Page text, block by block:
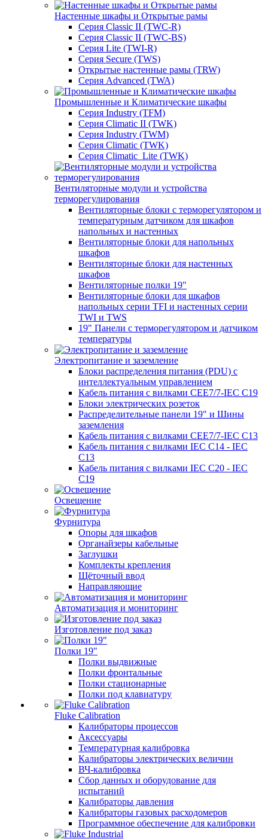
Настенные шкафы и Открытые рамы
Серия Classic II (TWC-R)
Серия Classic II (TWC-BS)
Серия Lite (TWI-R)
Серия Secure (TWS)
Открытые настенные рамы (TRW)
Серия Advanced (TWA)
Промышленные и Климатические шкафы
Серия Industry (TFM)
Серия Climatic II (TWK)
Серия Industry (TWM)
Серия Climatic (TWK)
Серия Climatic_Lite (TWK)
Вентиляторные модули и устройства
терморегулирования
Вентиляторные блоки с терморегулятором и
температурным датчиком для шкафов
напольных и настенных
Вентиляторные блоки для напольных
шкафов
Вентиляторные блоки для настенных
шкафов
Вентиляторные полки 19"
Вентиляторные блоки для шкафов
напольных серии TFI и настенных серии
TWI и TWS
19" Панели с терморегулятором и датчиком
температуры
Электропитание и заземление
Блоки распределения питания (PDU) с
интеллектуальным управлением
Кабель питания с вилками CEE7/7-IEC C19
Блоки электрических розеток
Распределительные панели 19" и Шины
заземления
Кабель питания с вилками CEE7/7-IEC C13
Кабель питания с вилками IEC C14 - IEC
C13
Кабель питания с вилками IEC C20 - IEC
C19
Освещение
Фурнитура
Опоры для шкафов
Органайзеры кабельные
Заглушки
Комплекты крепления
Щёточный ввод
Направляющие
Автоматизация и мониторинг
Изготовление под заказ
Полки 19"
Полки выдвижные
Полки фронтальные
Полки стационарные
Полки под клавиатуру
Fluke Calibration
Калибраторы процессов
Аксессуары
Температурная калибровка
Калибраторы электрических величин
ВЧ-калибровка
Сбор данных и оборудование для
испытаний
Калибраторы давления
Калибраторы газовых расходомеров
Программное обеспечение для калибровки